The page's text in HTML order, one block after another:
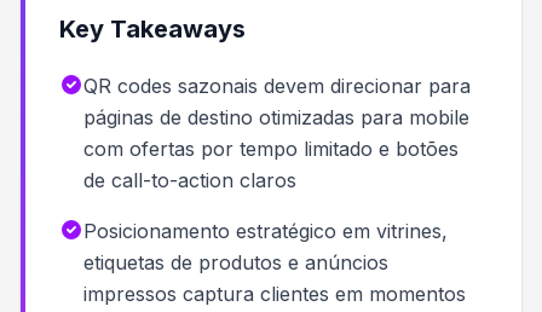
Key Takeaways
QR codes sazonais devem direcionar para
páginas de destino otimizadas para mobile
com ofertas por tempo limitado e botões
de call-to-action claros
Posicionamento estratégico em vitrines,
etiquetas de produtos e anúncios
impressos captura clientes em momentos